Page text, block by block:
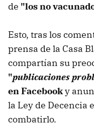
de "los no
Esto, tras los
prensa de la Casa
compartían su
"publicaciones
en Facebooky
la Ley de Decencia
combatirlo.